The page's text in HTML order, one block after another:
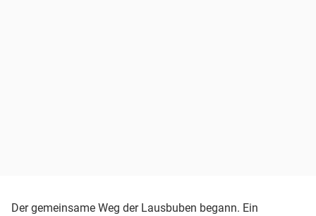
Der gemeinsame Weg der Lausbuben begann. Ein